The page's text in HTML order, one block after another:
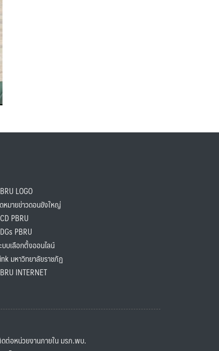
LOGO
ายข่าวดอนขังใหญ่
PBRU
PBRU
เลือกตั้งออนไลน์
มหาวิทยาลัยราชภัฏ
INTERNET
อหน่วยงานภายใน มรภ.พบ.